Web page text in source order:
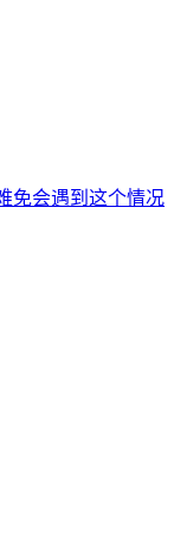
免会遇到这个情况